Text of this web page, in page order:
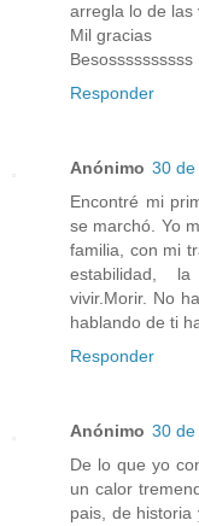
arregla lo de las
Mil gracias
Besossssssssss
Responder
Anónimo 30 de
Encontré mi
se marchó. Yo
familia, con mi
estabilidad,
vivir.Morir. No
hablando de ti
Responder
Anónimo 30 de
De lo que yo
un calor
pais, de historia